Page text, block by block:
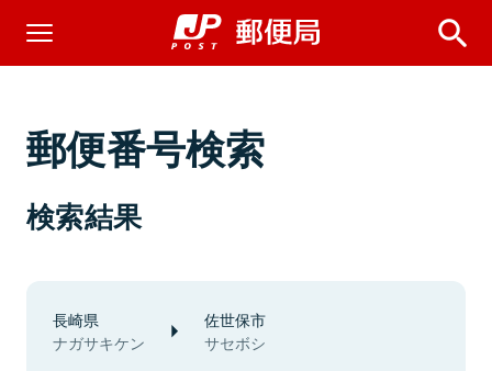
郵便番号検索
検索結果
長崎県
ナガサキケン
佐世保市
サセボシ